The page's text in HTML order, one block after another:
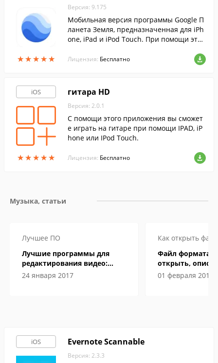
★★★★★
★★★★★
Версия: 9.175
Мобильная версия программы Google П
ланета Земля, предназначенная для iPh
one, iPad и iPod Touch. При помощи этой
планету с высоты птичьего полета.
Лицензия: Бесплатно
iOS
★★★★★
★★★★★
гитара HD
Версия: 2.0.1
С помощи этого приложения вы сможет
е играть на гитаре при помощи IPAD, iP
hone или IPod Touch.
Лицензия: Бесплатно
Музыка, статьи
Лучшее ПО
Лучшие программы для
редактирования видео:
подробные обзоры
24 января 2017
Как открыть файл
Файл формата
открыть,
особенности
01 февраля 2019
iOS Evernote Scannable
Версия: 2.3.3